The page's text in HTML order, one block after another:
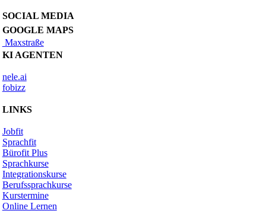
SOCIAL MEDIA
GOOGLE MAPS
Maxstraße
KI AGENTEN
nele.ai
fobizz
LINKS
Jobfit
Sprachfit
Bürofit Plus
Sprachkurse
Integrationskurse
Berufssprachkurse
Kurstermine
Online Lernen